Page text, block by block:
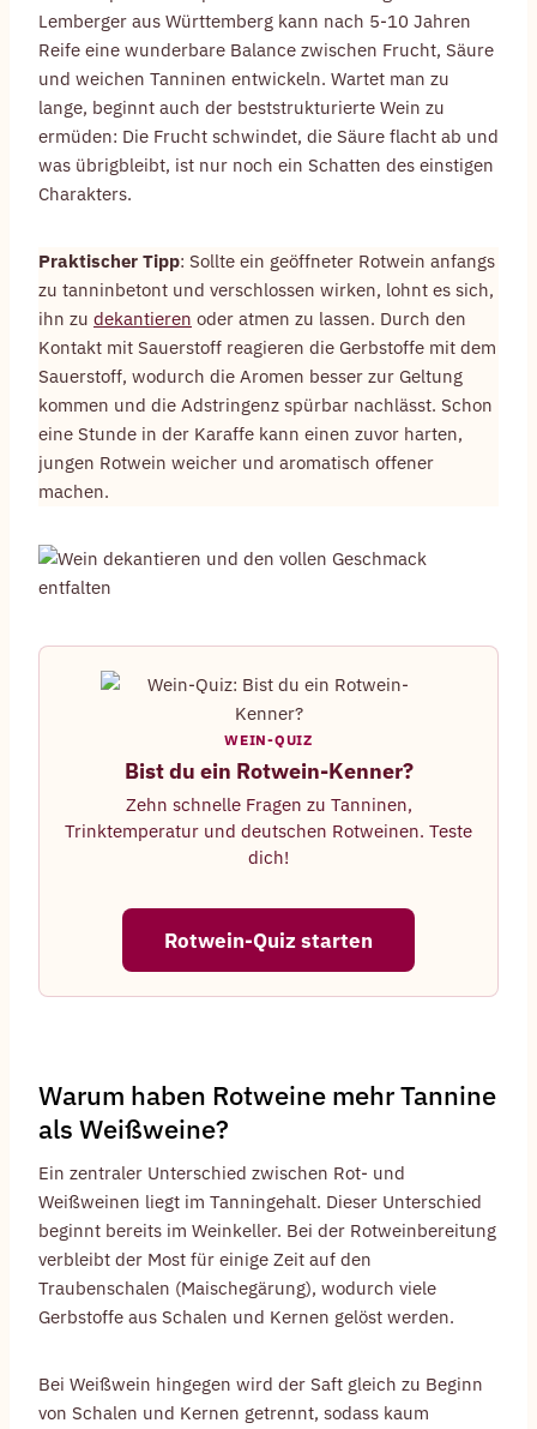
Lemberger aus Württemberg kann nach 5-10 Jahren
Reife eine wunderbare Balance zwischen Frucht, Säure
und weichen Tanninen entwickeln. Wartet man zu
lange, beginnt auch der beststrukturierte Wein zu
ermüden: Die Frucht schwindet, die Säure flacht ab und
was übrigbleibt, ist nur noch ein Schatten des einstigen
Charakters.
Praktischer Tipp: Sollte ein geöffneter Rotwein anfangs
zu tanninbetont und verschlossen wirken, lohnt es sich,
ihn zu dekantieren oder atmen zu lassen. Durch den
Kontakt mit Sauerstoff reagieren die Gerbstoffe mit dem
Sauerstoff, wodurch die Aromen besser zur Geltung
kommen und die Adstringenz spürbar nachlässt. Schon
eine Stunde in der Karaffe kann einen zuvor harten,
jungen Rotwein weicher und aromatisch offener
machen.
WEIN-QUIZ
Bist du ein Rotwein-Kenner?
Zehn schnelle Fragen zu Tanninen,
Trinktemperatur und deutschen Rotweinen. Teste
dich!
Rotwein-Quiz starten
Warum haben Rotweine mehr Tannine
als Weißweine?
Ein zentraler Unterschied zwischen Rot- und
Weißweinen liegt im Tanningehalt. Dieser Unterschied
beginnt bereits im Weinkeller. Bei der Rotweinbereitung
verbleibt der Most für einige Zeit auf den
Traubenschalen (Maischegärung), wodurch viele
Gerbstoffe aus Schalen und Kernen gelöst werden.
Bei Weißwein hingegen wird der Saft gleich zu Beginn
von Schalen und Kernen getrennt, sodass kaum